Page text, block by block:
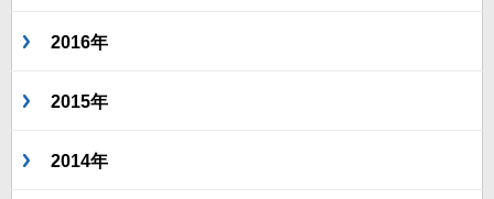
2016年
2015年
2014年